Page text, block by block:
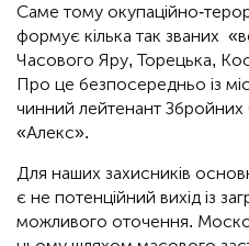
Саме тому окупаційно-
формує кілька так званих
Часового Яру, Торецька,
Про це безпосередньо із
чинний лейтенант
«Алекс».
Для наших захисників
є не потенційний вихід із
можливого оточення.